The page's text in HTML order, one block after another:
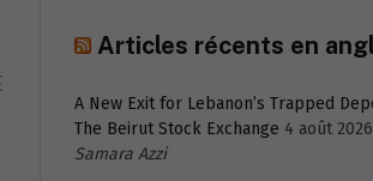
Articles récents en
A New Exit for Lebanon’s Trapped
The Beirut Stock Exchange 4 août 2026
Samara Azzi